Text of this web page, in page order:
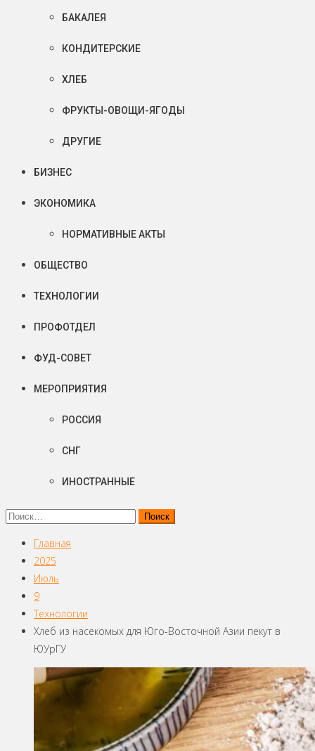
БАКАЛЕЯ
КОНДИТЕРСКИЕ
ХЛЕБ
ФРУКТЫ-ОВОЩИ-ЯГОДЫ
ДРУГИЕ
БИЗНЕС
ЭКОНОМИКА
НОРМАТИВНЫЕ АКТЫ
ОБЩЕСТВО
ТЕХНОЛОГИИ
ПРОФОТДЕЛ
ФУД-СОВЕТ
МЕРОПРИЯТИЯ
РОССИЯ
СНГ
ИНОСТРАННЫЕ
Найти:
Главная
2025
Июль
9
Технологии
Хлеб из насекомых для Юго-Восточной Азии пекут в
ЮУрГУ